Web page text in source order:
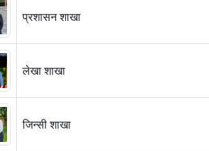
प्रशासन शाखा
लेखा शाखा
जिन्सी शाखा